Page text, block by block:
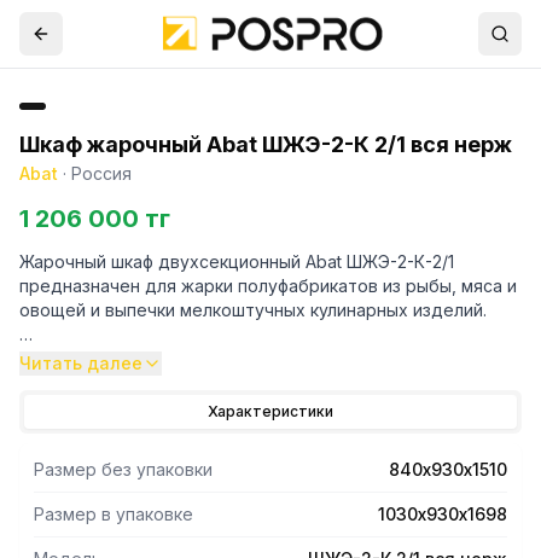
Шкаф жарочный Abat ШЖЭ-2-К 2/1 вся нерж
Abat · Россия
1 206 000 тг
Жарочный шкаф двухсекционный Abat ШЖЭ-2-К-2/1
предназначен для жарки полуфабрикатов из рыбы, мяса и
овощей и выпечки мелкоштучных кулинарных изделий.
- Каждая духовка укомплектована 2-мя гастроемкостями
размером 530x650x65 мм, изготовленными из
блоков ТЭН-ов.
- Рабочий диапазон температуры 20-270°С,
установленный аварийный терморегулятор предохраняет
шкаф от перегрева свыше 320°С.
Читать далее
Характеристики
Размер без упаковки 840х930х1510
Размер в упаковке 1030х930х1698